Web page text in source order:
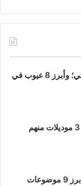
الفرق بين كيا سيراتو وكيا فورتي؛ وأبرز 8 عيوب في
مواضيع عن التنمية البشرية؛ وأبرز 9 موضوعات